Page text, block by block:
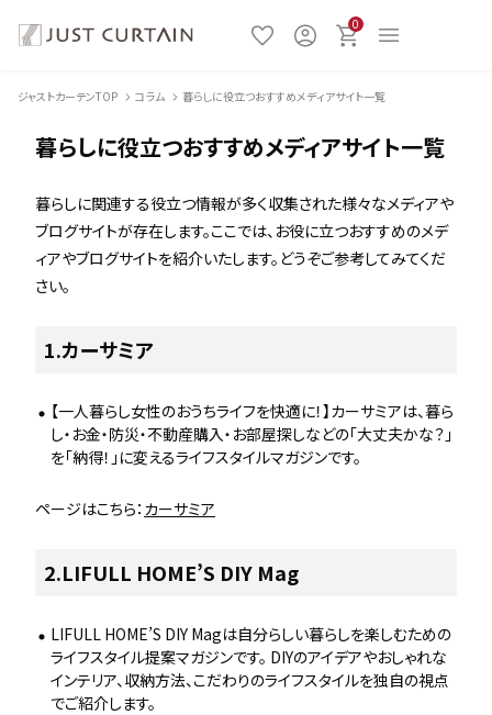
0
ジャストカーテンTOP コラム 暮らしに役立つおすすめメディアサイト一覧
暮らしに役立つおすすめメディアサイト一覧
暮らしに関連する役立つ情報が多く収集された様々なメディアや
ブログサイトが存在します。ここでは、お役に立つおすすめのメデ
ィアやブログサイトを紹介いたします。どうぞご参考してみてくだ
さい。
1.カーサミア
【一人暮らし女性のおうちライフを快適に！】カーサミアは、暮ら
し・お金・防災・不動産購入・お部屋探しなどの「大丈夫かな？」
を「納得！」に変えるライフスタイルマガジンです。
ページはこちら： カーサミア
2.LIFULL HOME’S DIY Mag
LIFULL HOME’S DIY Magは自分らしい暮らしを楽しむための
ライフスタイル提案マガジンです。 DIYのアイデアやおしゃれな
インテリア、収納方法、こだわりのライフスタイルを独自の視点
でご紹介します。